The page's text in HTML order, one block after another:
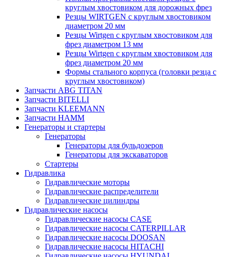
круглым хвостовиком для дорожных фрез
Резцы WIRTGEN с круглым хвостовиком
диаметром 20 мм
Резцы Wirtgen с круглым хвостовиком для
фрез диаметром 13 мм
Резцы Wirtgen с круглым хвостовиком для
фрез диаметром 20 мм
Формы стального корпуса (головки резца с
круглым хвостовиком)
Запчасти ABG TITAN
Запчасти BITELLI
Запчасти KLEEMANN
Запчасти HAMM
Генераторы и стартеры
Генераторы
Генераторы для бульдозеров
Генераторы для экскаваторов
Стартеры
Гидравлика
Гидравлические моторы
Гидравлические распределители
Гидравлические цилиндры
Гидравлические насосы
Гидравлические насосы CASE
Гидравлические насосы CATERPILLAR
Гидравлические насосы DOOSAN
Гидравлические насосы HITACHI